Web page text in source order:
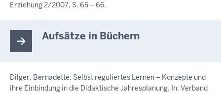
Erziehung 2/2007, S. 65 – 66.
Aufsätze in Büchern
Dilger, Bernadette: Selbst reguliertes Lernen – Konzepte und
ihre Einbindung in die Didaktische Jahresplanung. In: Verband